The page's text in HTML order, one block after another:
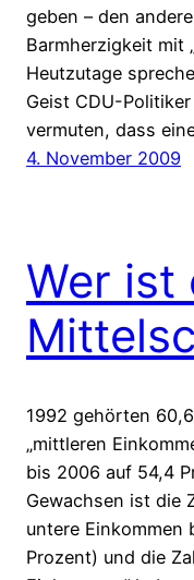
geben – den
Barmherzigkeit mit
Heutzutage
Geist CDU-
vermuten, dass
4. November 2009
Wer ist
1992 gehörten
„mittleren
bis 2006 auf 54,4
Gewachsen ist die
untere Einkommen
Prozent) und die